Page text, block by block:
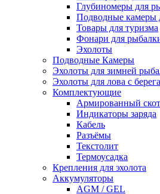
Глубиномеры для
Подводные камеры
Товары для туризма
Фонари для
Эхолоты
Подводные Камеры
Эхолоты для зимней
Эхолоты для лова с берега
Комплектующие
Армированный
Индикаторы заряда
Кабель
Разъёмы
Текстолит
Термоусадка
Крепления для эхолота
Аккумуляторы
AGM / GEL